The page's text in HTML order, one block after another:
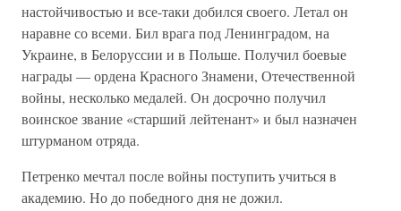
настойчивостью и все-таки добился своего. Летал он
наравне со всеми. Бил врага под Ленинградом, на
Украине, в Белоруссии и в Польше. Получил боевые
награды — ордена Красного Знамени, Отечественной
войны, несколько медалей. Он досрочно получил
воинское звание «старший лейтенант» и был назначен
штурманом отряда.
Петренко мечтал после войны поступить учиться в
академию. Но до победного дня не дожил.